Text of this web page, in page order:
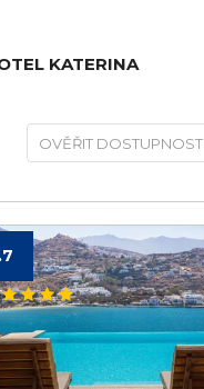
KATERINA
OVĚŘIT DOSTUPNOST